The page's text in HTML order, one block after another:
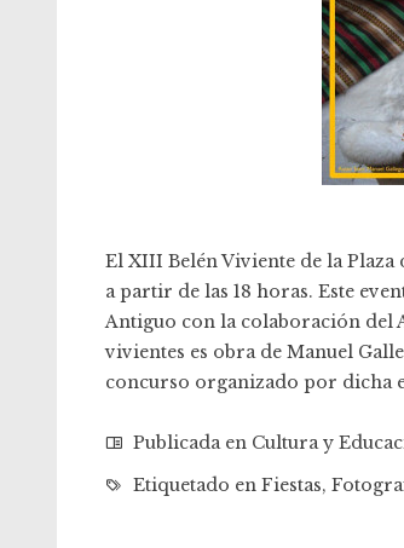
El XIII Belén Viviente de la Plaza
a partir de las 18 horas. Este
Antiguo con la colaboración del
vivientes es obra de Manuel
concurso organizado por dicha
Publicada en Cultura y
Etiquetado en Fiestas,